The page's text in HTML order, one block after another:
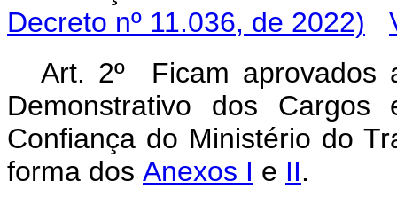
Decreto nº 11.036, de 2022)
Art. 2º Ficam aprovados
Demonstrativo dos
Confiança do Ministério do
forma dos Anexos I e II.